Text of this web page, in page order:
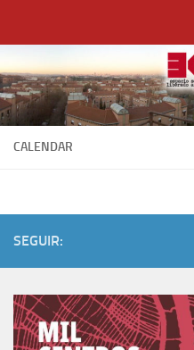
CALENDAR
SEGUIR: